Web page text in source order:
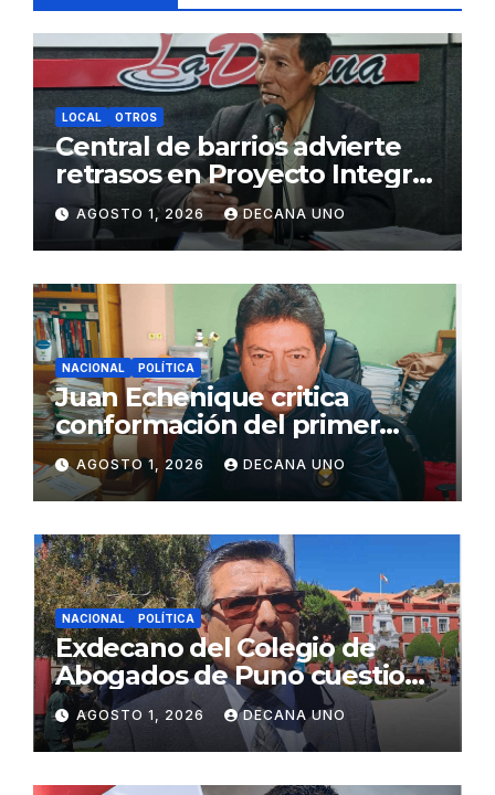
LOCAL OTROS
Central de barrios advierte
retrasos en Proyecto Integral
de Agua y Alcantarillado para
Juliaca
AGOSTO 1, 2026 DECANA UNO
NACIONAL POLÍTICA
Juan Echenique critica
conformación del primer
gabinete ministerial de Keiko
Fujimori
AGOSTO 1, 2026 DECANA UNO
NACIONAL POLÍTICA
Exdecano del Colegio de
Abogados de Puno cuestiona
propuestas sobre seguridad
ciudadana
AGOSTO 1, 2026 DECANA UNO